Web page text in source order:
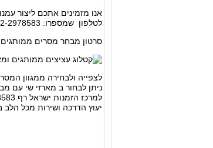
אנו מזמינים אתכם ליצור
לטלפון שמספרו: 052-2978583 ישראל רף.
סרטון מבחר מסרים ממותגים
לצפייה ולבחירה ממגוון
ניתן לבחור ב מארזי שי עם
למרכז הזמנות ישראל רף 052-2978583
יעוץ הדרכה ושירות מכל